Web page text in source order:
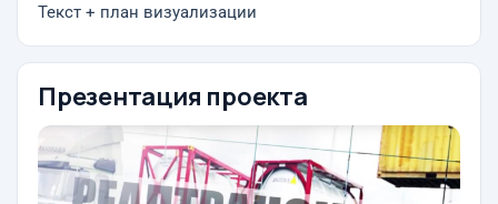
Текст + план визуализации
Презентация проекта